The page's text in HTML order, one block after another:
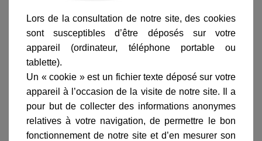
Informations produit
marque
livraison
Lors de la consultation de notre site, des cookies
sont susceptibles d’être déposés sur votre
appareil (ordinateur, téléphone portable ou
tablette).
Un « cookie » est un fichier texte déposé sur votre
appareil à l’occasion de la visite de notre site. Il a
pour but de collecter des informations anonymes
relatives à votre navigation, de permettre le bon
fonctionnement de notre site et d’en mesurer son